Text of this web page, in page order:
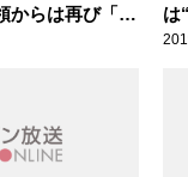
からは再び「ロ
は